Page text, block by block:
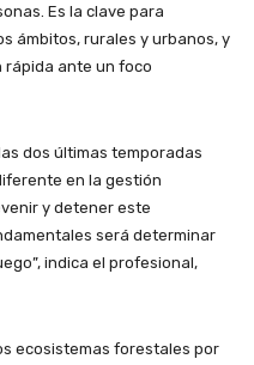
Es la clave para
ámbitos, rurales y urbanos, y
rápida ante un foco
dos últimas temporadas
en la gestión
y detener este
será determinar
indica el profesional,
ecosistemas forestales por